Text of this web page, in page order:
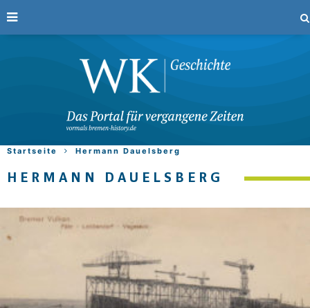
Startseite Hermann Dauelsberg
HERMANN DAUELSBERG